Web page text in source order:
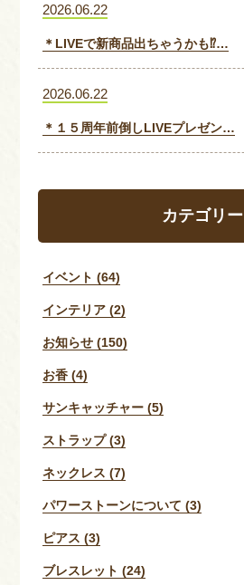
2026.06.22
＊LIVEで新商品出ちゃうかも⁉…
2026.06.22
＊１５周年前倒しLIVEプレゼン…
カテゴリー
イベント (64)
インテリア (2)
お知らせ (150)
お香 (4)
サンキャッチャー (5)
ストラップ (3)
ネックレス (7)
パワーストーンについて (3)
ピアス (3)
ブレスレット (24)